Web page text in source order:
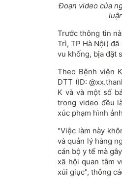
Đoạn video của
Trước thông tin
Trì, TP Hà Nội)
vu khống, bịa đặt
Theo Bệnh viện
DTT (ID:
K và và một số
trong video đều
xúc phạm hình
"Việc làm này
và quản lý hàng
cán bộ y tế mà
xã hội quan tâm
xúi giục", thông